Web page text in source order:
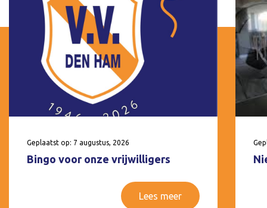
Geplaatst op: 7 augustus, 2026
Bingo voor onze vrijwilligers
Lees meer